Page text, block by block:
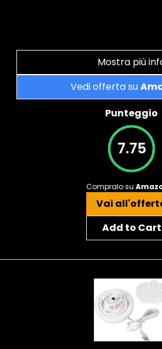
Mostra più
Vedi offerta su
Punteggio
7.75
Compralo su
Vai
Add to Cart